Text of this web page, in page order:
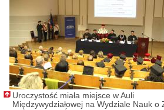
Uroczystość miała miejsce w Auli
Międzywydziałowej na Wydziale Nauk o